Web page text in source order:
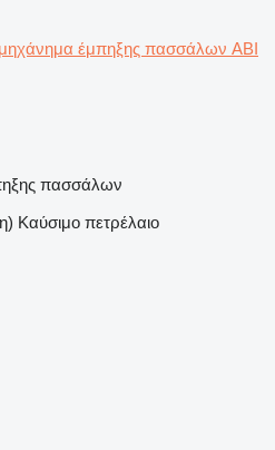
μηχάνημα έμπηξης πασσάλων ABI
πασσάλων
Καύσιμο πετρέλαιο